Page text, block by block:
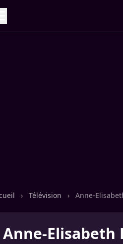
› Télévision › Anne-
Anne-